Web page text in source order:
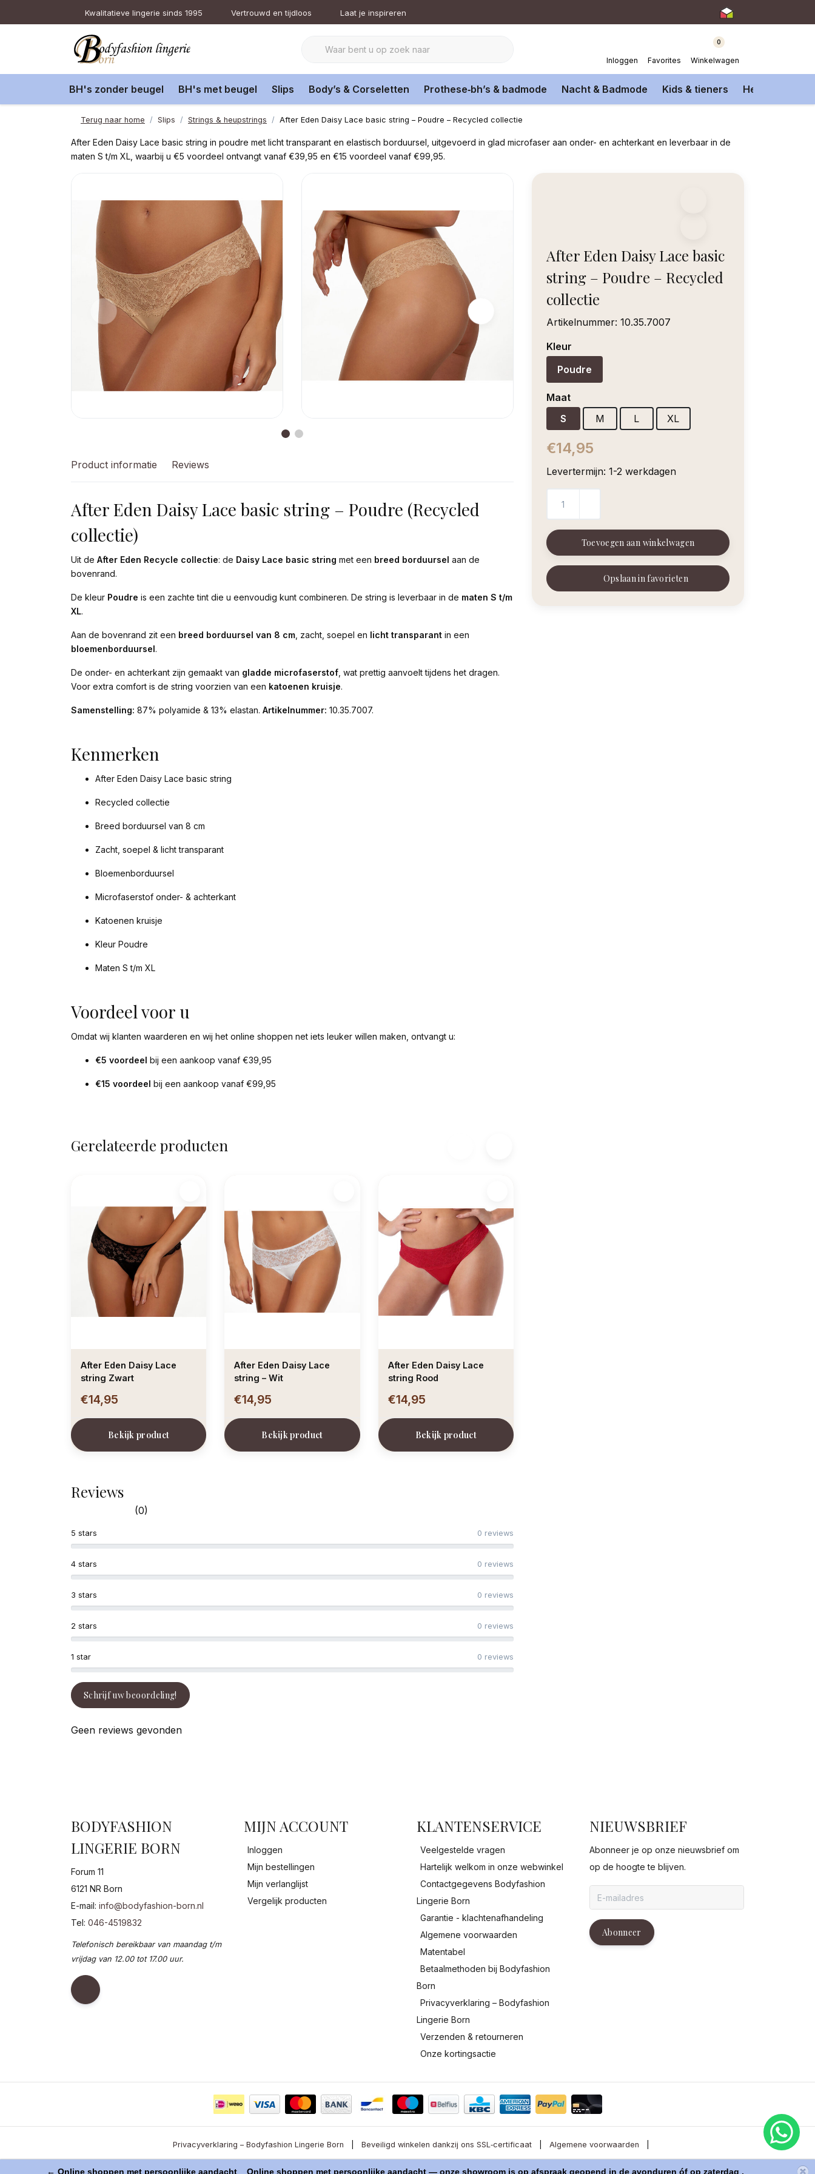
Kwalitatieve lingerie sinds 1995 Vertrouwd en tijdloos Laat je inspireren
Inloggen Favorites
0
Winkelwagen
BH's zonder beugel BH's met beugel Slips Body’s & Corseletten Prothese‑bh’s & badmode Nacht & Badmode Kids & tieners Heren
Terug naar home Slips Strings & heupstrings After Eden Daisy Lace basic string – Poudre – Recycled collectie
After Eden Daisy Lace basic string in poudre met licht transparant en elastisch borduursel, uitgevoerd in glad microfaser aan onder- en achterkant en leverbaar in de
maten S t/m XL, waarbij u €5 voordeel ontvangt vanaf €39,95 en €15 voordeel vanaf €99,95.
After Eden Daisy Lace basic
string – Poudre – Recycled
collectie
Artikelnummer: 10.35.7007
Kleur
Poudre
Maat
S
M L XL
€14,95
Levertermijn: 1-2 werkdagen
Toevoegen aan winkelwagen
Opslaan in favorieten
Product informatie Reviews
After Eden Daisy Lace basic string – Poudre (Recycled
collectie)
Uit de After Eden Recycle collectie: de Daisy Lace basic string met een breed borduursel aan de
bovenrand.
De kleur Poudre is een zachte tint die u eenvoudig kunt combineren. De string is leverbaar in de maten S t/m
XL.
Aan de bovenrand zit een breed borduursel van 8 cm , zacht, soepel en licht transparant in een
bloemenborduursel.
De onder- en achterkant zijn gemaakt van gladde microfaserstof , wat prettig aanvoelt tijdens het dragen.
Voor extra comfort is de string voorzien van een katoenen kruisje.
Samenstelling: 87% polyamide & 13% elastan. Artikelnummer: 10.35.7007.
Kenmerken
After Eden Daisy Lace basic string
Recycled collectie
Breed borduursel van 8 cm
Zacht, soepel & licht transparant
Bloemenborduursel
Microfaserstof onder- & achterkant
Katoenen kruisje
Kleur Poudre
Maten S t/m XL
Voordeel voor u
Omdat wij klanten waarderen en wij het online shoppen net iets leuker willen maken, ontvangt u:
€5 voordeel bij een aankoop vanaf €39,95
€15 voordeel bij een aankoop vanaf €99,95
Gerelateerde producten
After Eden Daisy Lace
string Zwart
€14,95
Bekijk product
After Eden Daisy Lace
string – Wit
€14,95
Bekijk product
After Eden Daisy Lace
string Rood
€14,95
Bekijk product
Reviews
(0)
1 star 0 reviews
2 stars 0 reviews
3 stars 0 reviews
4 stars 0 reviews
5 stars 0 reviews
Schrijf uw beoordeling!
Geen reviews gevonden
BODYFASHION
LINGERIE BORN
Forum 11
6121 NR Born
E-mail: info@bodyfashion-born.nl
Tel: 046-4519832
Telefonisch bereikbaar van maandag t/m
vrijdag van 12.00 tot 17.00 uur.
MIJN ACCOUNT
Inloggen
Mijn bestellingen
Mijn verlanglijst
Vergelijk producten
KLANTENSERVICE
Veelgestelde vragen
Hartelijk welkom in onze webwinkel
Contactgegevens Bodyfashion
Lingerie Born
Garantie - klachtenafhandeling
Algemene voorwaarden
Matentabel
Betaalmethoden bij Bodyfashion
Born
Privacyverklaring – Bodyfashion
Lingerie Born
Verzenden & retourneren
Onze kortingsactie
NIEUWSBRIEF
Abonneer je op onze nieuwsbrief om
op de hoogte te blijven.
Abonneer
Privacyverklaring – Bodyfashion Lingerie Born Beveiligd winkelen dankzij ons SSL‑certificaat Algemene voorwaarden
© Copyright 2026 - Bodyfashion Born
← Online shoppen met persoonlijke aandacht Online shoppen met persoonlijke aandacht — onze showroom is op afspraak geopend in de avonduren óf op zaterdag .